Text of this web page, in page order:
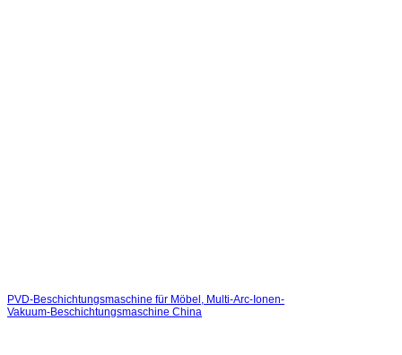
PVD-Beschichtungsmaschine für Möbel, Multi-Arc-Ionen-
Vakuum-Beschichtungsmaschine China